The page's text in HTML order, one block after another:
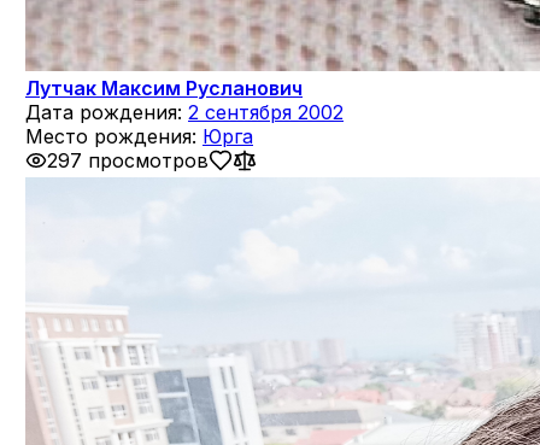
Лутчак Максим Русланович
Дата рождения: 2 сентября 2002
Место рождения: Юрга
297 просмотров